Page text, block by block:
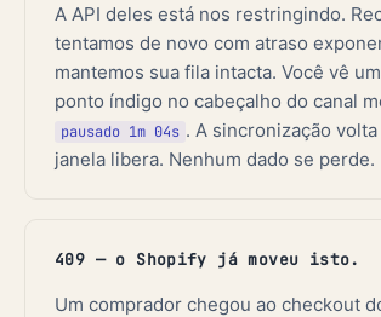
A API deles está nos restringindo.
tentamos de novo com atraso
mantemos sua fila intacta. Você vê
ponto índigo no cabeçalho do canal
pausado 1m 04s . A sincronização
janela libera. Nenhum dado se perde.
409 — o Shopify já moveu isto.
Um comprador chegou ao checkout